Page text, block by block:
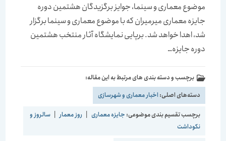
موضوع معماری و سینما، جوایز برگزیدگان هشتمین دوره
جایزه معماری میرمیران که با موضوع معماری و سینما برگزار
شد، اهدا خواهد شد. برپایی نمایشگاه آثار منتخب هشتمین
دوره جایزه…
برچسب و دسته بندی های مرتبط به این مقاله:
دسته‌های اصلی:اخبار معماری و شهرسازی
برچسب تقسیم بندی موضوعی:جایزه معماری | روز معمار |
سالروز و
نکوداشت